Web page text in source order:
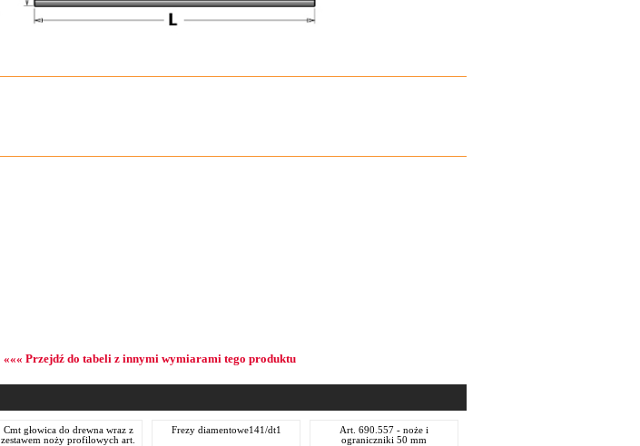
««« Przejdź do tabeli z innymi wymiarami tego produktu
cmt głowica do drewna wraz z
zestawem noży profilowych art.
frezy diamentowe141/dt1
art. 690.557 - noże i
ograniczniki 50 mm